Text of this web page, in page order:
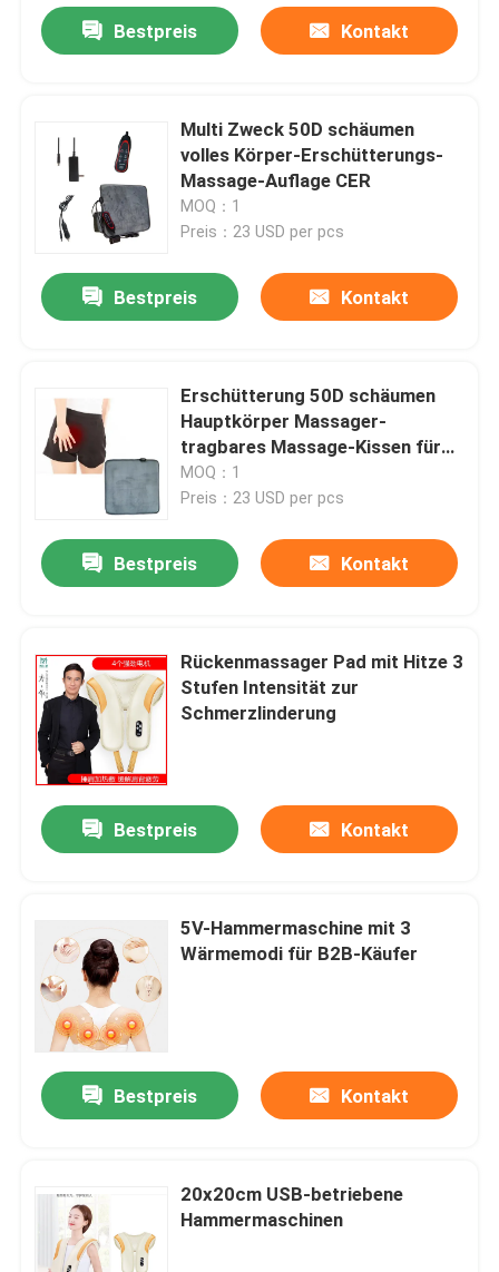
Produkte
Über uns
Fabrik-Ausflug
Treten Sie mit uns in Verbindung
Nachrichten
Fordern Sie ein Zitat
Hauptkörper Massager
Hintere Massager-Auflage
Bestpreis Kontakt
Multi Zweck 50D schäumen
volles Körper-Erschütterungs-
Massage-Auflage CER
MOQ：1
Preis：23 USD per pcs
Bestpreis Kontakt
Erschütterung 50D schäumen
Hauptkörper Massager-
tragbares Massage-Kissen für
Hämorriden
MOQ：1
Preis：23 USD per pcs
Bestpreis Kontakt
Rückenmassager Pad mit Hitze 3
Stufen Intensität zur
Schmerzlinderung
Bestpreis Kontakt
5V-Hammermaschine mit 3
Wärmemodi für B2B-Käufer
Bestpreis Kontakt
20x20cm USB-betriebene
Hammermaschinen